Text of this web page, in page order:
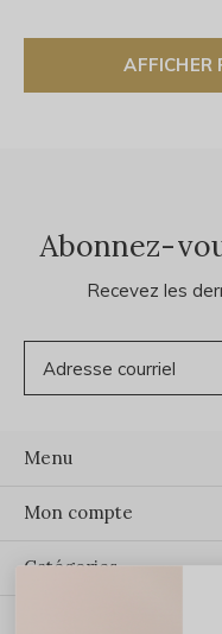
AFFICHER
Abonnez-
Recevez les
Menu
Mon compte
Catégories